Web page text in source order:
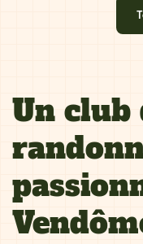
Un club